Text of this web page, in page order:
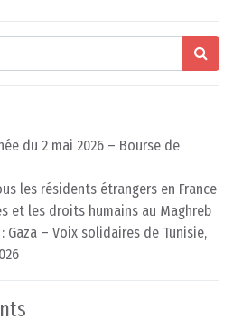
du 2 mai 2026 – Bourse de
les résidents étrangers en France
et les droits humains au Maghreb
Gaza – Voix solidaires de Tunisie,